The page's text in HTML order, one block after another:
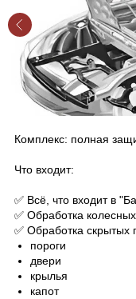
Комплекс: полная
Что входит:
✅ Всё, что входит в
✅ Обработка
✅ Обработка скрытых
пороги
двери
крылья
капот